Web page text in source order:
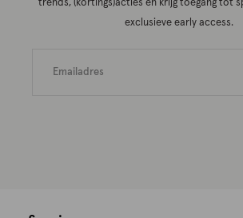
trends, (kortings)acties én krijg toegang tot
exclusieve early access.